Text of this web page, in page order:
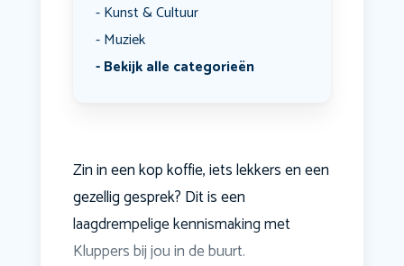
Kunst & Cultuur
Muziek
Bekijk alle categorieën
Zin in een kop koffie, iets lekkers en een
gezellig gesprek? Dit is een
laagdrempelige kennismaking met
Kluppers bij jou in de buurt.